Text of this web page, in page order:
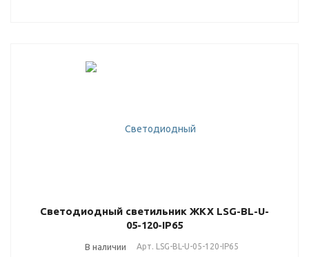
Светодиодный светильник ЖКХ LSG-BL-U-
05-120-IP65
В наличии Арт. LSG-BL-U-05-120-IP65